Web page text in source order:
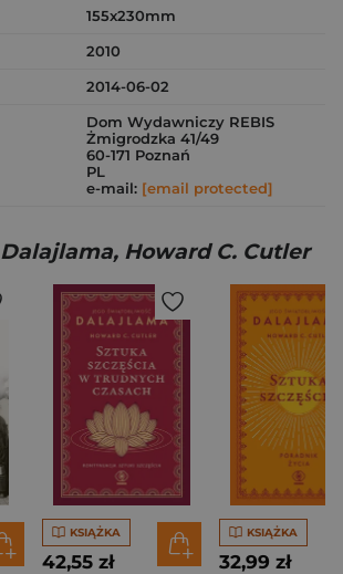
155x230mm
2010
2014-06-02
Dom Wydawniczy REBIS
Żmigrodzka 41/49
60-171 Poznań
PL
e-mail: [email protected]
Dalajlama, Howard C. Cutler
KSIĄŻKA
42,55 zł
KSIĄŻKA
32,99 zł